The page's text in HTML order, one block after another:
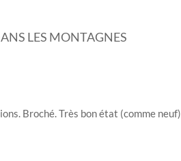
LES MONTAGNES
Broché. Très bon état (comme neuf)